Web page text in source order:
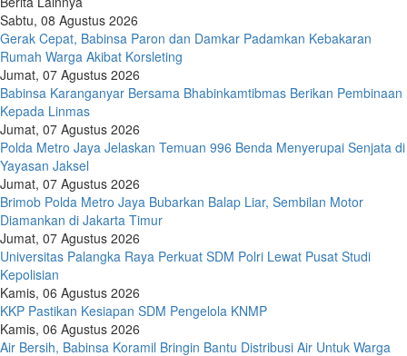
Sabtu, 08 Agustus 2026
Gerak Cepat, Babinsa Paron dan Damkar Padamkan Kebakaran
Rumah Warga Akibat Korsleting
Jumat, 07 Agustus 2026
Babinsa Karanganyar Bersama Bhabinkamtibmas Berikan Pembinaan
Kepada Linmas
Jumat, 07 Agustus 2026
Polda Metro Jaya Jelaskan Temuan 996 Benda Menyerupai Senjata di
Yayasan Jaksel
Jumat, 07 Agustus 2026
Brimob Polda Metro Jaya Bubarkan Balap Liar, Sembilan Motor
Diamankan di Jakarta Timur
Jumat, 07 Agustus 2026
Universitas Palangka Raya Perkuat SDM Polri Lewat Pusat Studi
Kepolisian
Kamis, 06 Agustus 2026
KKP Pastikan Kesiapan SDM Pengelola KNMP
Kamis, 06 Agustus 2026
Air Bersih, Babinsa Koramil Bringin Bantu Distribusi Air Untuk Warga